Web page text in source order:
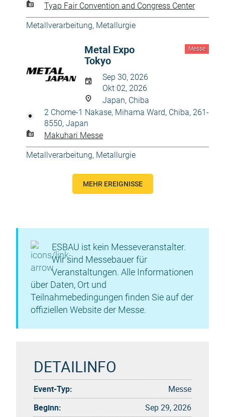
Tyap Fair Convention and Congress Center
Metallverarbeitung, Metallurgie
Messe
Metal Expo
Tokyo
Sep 30, 2026
Okt 02, 2026
Japan, Chiba
2 Chome-1 Nakase, Mihama Ward, Chiba, 261-
8550, Japan
Makuhari Messe
Metallverarbeitung, Metallurgie
MEHR EREIGNISSE
ESBAU ist kein Messeveranstalter.
Wir sind Messebauer für
Veranstaltungen. Alle Informationen
über Daten, Ort und
Teilnahmebedingungen finden Sie auf der
offiziellen Website der Messe.
DETAILINFO
Event-Typ:
Messe
Beginn:
Sep 29, 2026